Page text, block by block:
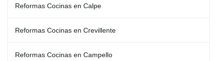
Reformas Cocinas en Calpe
Reformas Cocinas en Crevillente
Reformas Cocinas en Campello